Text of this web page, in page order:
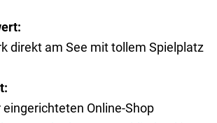
direkt am See mit tollem Spielplatz
Online-Shop